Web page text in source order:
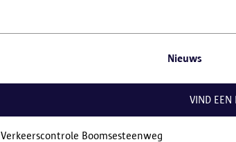
Nieuws
VIND EEN
Verkeerscontrole Boomsesteenweg